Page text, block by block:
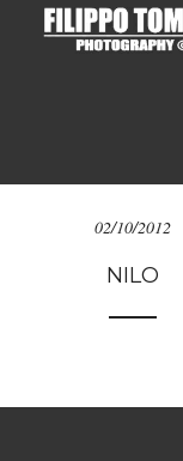
02/10/2012
NILO